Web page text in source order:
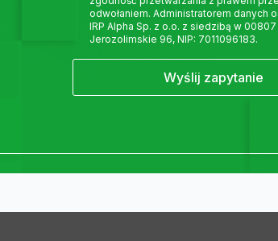
odwołaniem. Administratorem danych
IRP Alpha Sp. z o.o. z siedzibą w 00807
Jerozolimskie 96, NIP: 7011096183.
Wyślij zapytanie